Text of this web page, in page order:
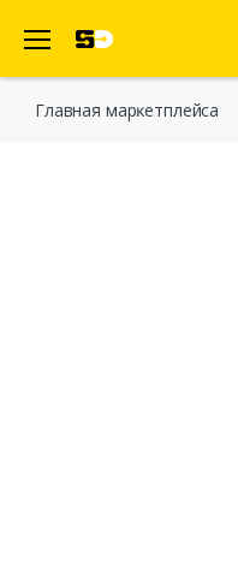
Главная марĸетплейса